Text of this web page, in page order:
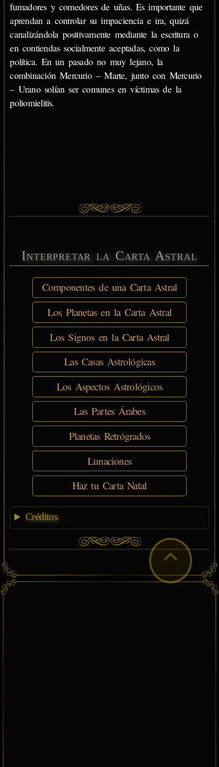
fumadores y comedores de uñas. Es importante que
aprendan a controlar su impaciencia e ira, quizá
canalizándola positivamente mediante la escritura o
en contiendas socialmente aceptadas, como la
política. En un pasado no muy lejano, la
combinación Mercurio – Marte, junto con Mercurio
– Urano solían ser comunes en víctimas de la
poliomielitis.
Interpretar la Carta Astral
Componentes de una Carta Astral
Los Planetas en la Carta Astral
Los Signos en la Carta Astral
Las Casas Astrológicas
Los Aspectos Astrológicos
Las Partes Árabes
Planetas Retrógrados
Lunaciones
Haz tu Carta Natal
Créditos